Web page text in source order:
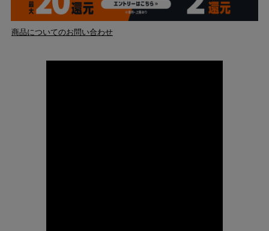
商品についてのお問い合わせ